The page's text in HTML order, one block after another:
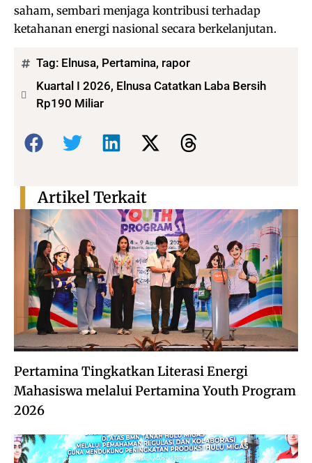
saham, sembari menjaga kontribusi terhadap
ketahanan energi nasional secara berkelanjutan.
Tag: Elnusa, Pertamina, rapor
Kuartal I 2026, Elnusa Catatkan Laba Bersih
Rp190 Miliar
Bagikan:
Pertamina Tingkatkan Literasi Energi
Mahasiswa melalui Pertamina Youth Program
2026
Artikel Terkait